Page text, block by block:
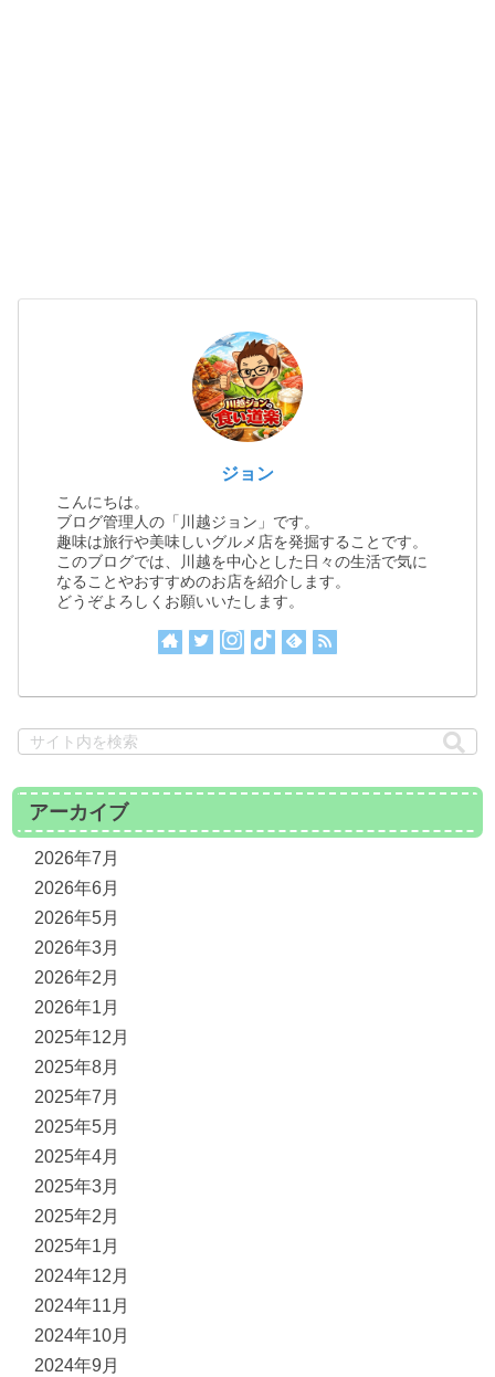
ジョン
こんにちは。
ブログ管理人の「川越ジョン」です。
趣味は旅行や美味しいグルメ店を発掘することです。
このブログでは、川越を中心とした日々の生活で気に
なることやおすすめのお店を紹介します。
どうぞよろしくお願いいたします。
アーカイブ
2026年7月
2026年6月
2026年5月
2026年3月
2026年2月
2026年1月
2025年12月
2025年8月
2025年7月
2025年5月
2025年4月
2025年3月
2025年2月
2025年1月
2024年12月
2024年11月
2024年10月
2024年9月